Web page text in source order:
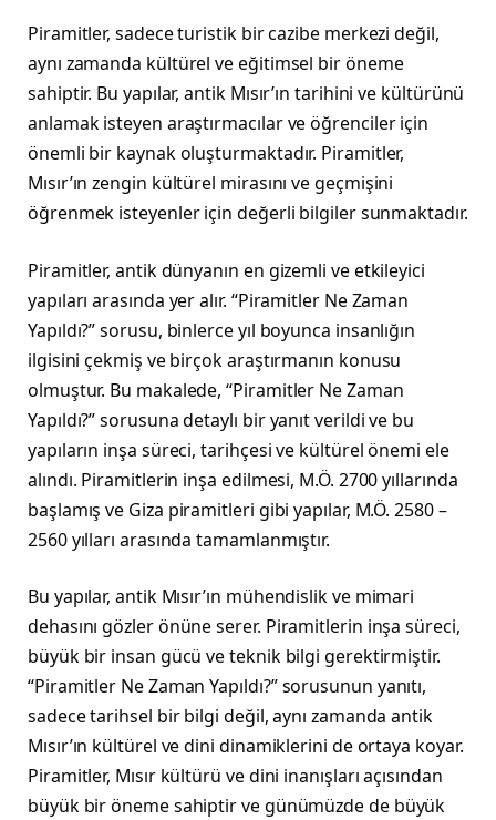
Piramitler, sadece turistik bir cazibe merkezi değil,
aynı zamanda kültürel ve eğitimsel bir öneme
sahiptir. Bu yapılar, antik Mısır’ın tarihini ve kültürünü
anlamak isteyen araştırmacılar ve öğrenciler için
önemli bir kaynak oluşturmaktadır. Piramitler,
Mısır’ın zengin kültürel mirasını ve geçmişini
öğrenmek isteyenler için değerli bilgiler sunmaktadır.
Piramitler, antik dünyanın en gizemli ve etkileyici
yapıları arasında yer alır. “Piramitler Ne Zaman
Yapıldı?” sorusu, binlerce yıl boyunca insanlığın
ilgisini çekmiş ve birçok araştırmanın konusu
olmuştur. Bu makalede, “Piramitler Ne Zaman
Yapıldı?” sorusuna detaylı bir yanıt verildi ve bu
yapıların inşa süreci, tarihçesi ve kültürel önemi ele
alındı. Piramitlerin inşa edilmesi, M.Ö. 2700 yıllarında
başlamış ve Giza piramitleri gibi yapılar, M.Ö. 2580 –
2560 yılları arasında tamamlanmıştır.
Bu yapılar, antik Mısır’ın mühendislik ve mimari
dehasını gözler önüne serer. Piramitlerin inşa süreci,
büyük bir insan gücü ve teknik bilgi gerektirmiştir.
“Piramitler Ne Zaman Yapıldı?” sorusunun yanıtı,
sadece tarihsel bir bilgi değil, aynı zamanda antik
Mısır’ın kültürel ve dini dinamiklerini de ortaya koyar.
Piramitler, Mısır kültürü ve dini inanışları açısından
büyük bir öneme sahiptir ve günümüzde de büyük